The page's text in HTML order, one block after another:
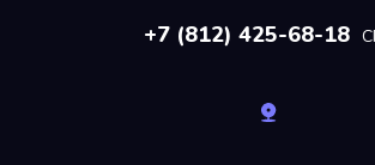
+7 (812) 425-68-18